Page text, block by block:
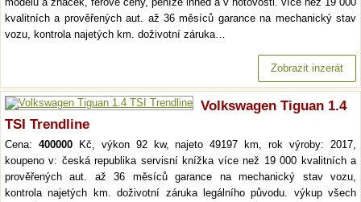
kvalitních a prověřených aut. až 36 měsíců garance na mechanický stav
vozu, kontrola najetých km. doživotní záruka…
Zobrazit inzerát
Volkswagen Tiguan 1.4
TSI Trendline
Cena: 400000Kč, výkon 92 kw, najeto 49197 km, rok výroby: 2017,
koupeno v: česká republika servisní knížka více než 19 000 kvalitních a
prověřených aut. až 36 měsíců garance na mechanický stav vozu,
kontrola najetých km. doživotní záruka legálního původu. výkup všech